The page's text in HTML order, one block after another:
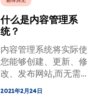
什么是内容管理系
统？
内容管理系统将实际使
您能够创建、更新、修
改、发布网站,而无需任
何编码知识。 如果你
想要一个表现良好的网
2021年2月24日